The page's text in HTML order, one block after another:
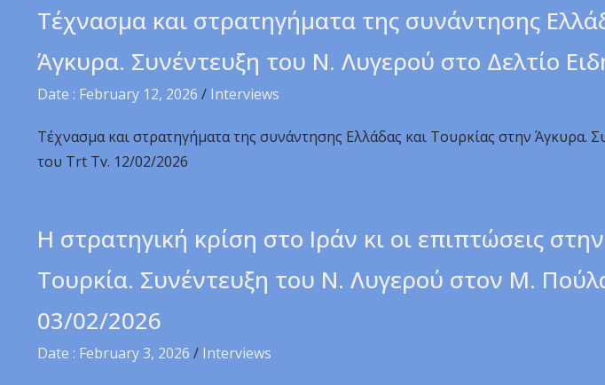
Τέχνασμα και στρατηγήματα της συνάντησης
Άγκυρα. Συνέντευξη του Ν. Λυγερού στο Δελτίο
Date : February 12, 2026 / Interviews
Τέχνασμα και στρατηγήματα της συνάντησης Ελλάδας και Τουρκίας στην Άγκυρα.
του Trt Tv. 12/02/2026
Η στρατηγική κρίση στο Ιράν κι οι επιπτώσεις
Τουρκία. Συνέντευξη του Ν. Λυγερού στον Μ.
03/02/2026
Date : February 3, 2026 / Interviews